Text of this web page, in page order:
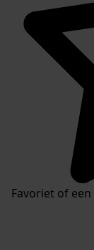
Favoriet of